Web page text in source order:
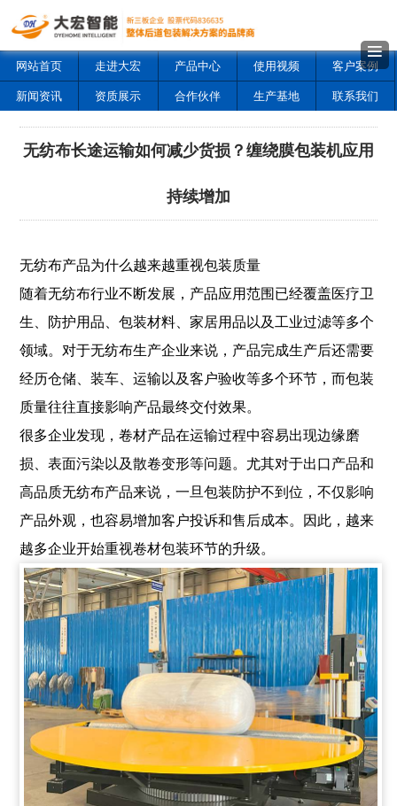
网站首页 走进大宏 产品中心 使用视频 客户案例
新闻资讯 资质展示 合作伙伴 生产基地 联系我们
无纺布长途运输如何减少货损？缠绕膜包装机应用
持续增加
无纺布产品为什么越来越重视包装质量
随着无纺布行业不断发展，产品应用范围已经覆盖医疗卫
生、防护用品、包装材料、家居用品以及工业过滤等多个
领域。对于无纺布生产企业来说，产品完成生产后还需要
经历仓储、装车、运输以及客户验收等多个环节，而包装
质量往往直接影响产品最终交付效果。
很多企业发现，卷材产品在运输过程中容易出现边缘磨
损、表面污染以及散卷变形等问题。尤其对于出口产品和
高品质无纺布产品来说，一旦包装防护不到位，不仅影响
产品外观，也容易增加客户投诉和售后成本。因此，越来
越多企业开始重视卷材包装环节的升级。